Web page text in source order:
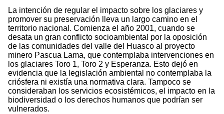
La intención de regular el impacto sobre los glaciares y
promover su preservación lleva un largo camino en el
territorio nacional. Comienza el año 2001, cuando se
desata un gran conflicto socioambiental por la oposición
de las comunidades del valle del Huasco al proyecto
minero Pascua Lama, que contemplaba intervenciones en
los glaciares Toro 1, Toro 2 y Esperanza. Esto dejó en
evidencia que la legislación ambiental no contemplaba la
criósfera ni existía una normativa clara. Tampoco se
consideraban los servicios ecosistémicos, el impacto en la
biodiversidad o los derechos humanos que podrían ser
vulnerados.